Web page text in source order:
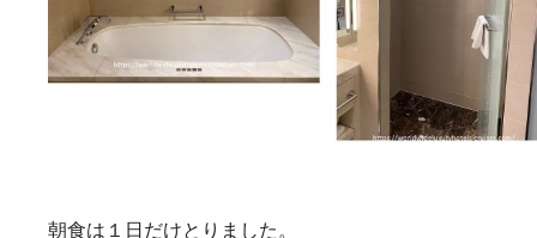
朝食は１日だけとりました。